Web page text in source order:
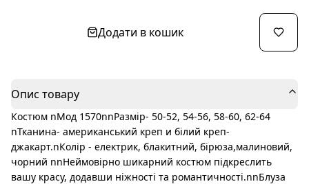
Додати в кошик
Опис товару
Костюм nМод 1570nnРазмір- 50-52, 54-56, 58-60, 62-64
nТканина- американський креп и білий креп-
джакарт.nКолір - електрик, блакитний, бірюза,малиновий,
чорний nnНеймовірно шикарний костюм підкреслить
вашу красу, додавши ніжності та романтичності.nnБлуза